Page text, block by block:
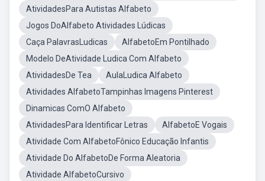
AtividadesPara Autistas Alfabeto
Jogos DoAlfabeto Atividades Lúdicas
Caça PalavrasLudicas
AlfabetoEm Pontilhado
Modelo DeAtividade Ludica Com Alfabeto
AtividadesDe Tea
AulaLudica Alfabeto
Atividades AlfabetoTampinhas Imagens Pinterest
Dinamicas ComO Alfabeto
AtividadesPara Identificar Letras
AlfabetoE Vogais
Atividade Com AlfabetoFônico Educação Infantis
Atividade Do AlfabetoDe Forma Aleatoria
Atividade AlfabetoCursivo